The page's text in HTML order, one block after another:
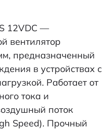
12VDC —
вентилятор
предназначенный
в устройствах с
Работает от
тока и
поток
Speed). Прочный